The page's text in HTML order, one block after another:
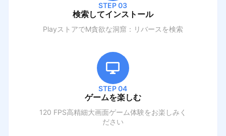
STEP 03
検索してインストール
PlayストアでM貪欲な洞窟：リバース を検索
STEP 04
ゲームを楽しむ
120 FPS高精細大画面ゲーム体験をお楽しみく
ださい